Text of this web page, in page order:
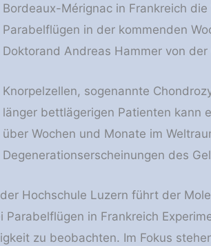
Bordeaux-Mérignac in Frankreich
Parabelflügen in der kommenden
Doktorand Andreas Hammer von
Knorpelzellen, sogenannte
länger bettlägerigen Patienten kann
über Wochen und Monate im
Degenerationserscheinungen des
Hochschule Luzern führt der
in Frankreich
zu beobachten. Im Fokus